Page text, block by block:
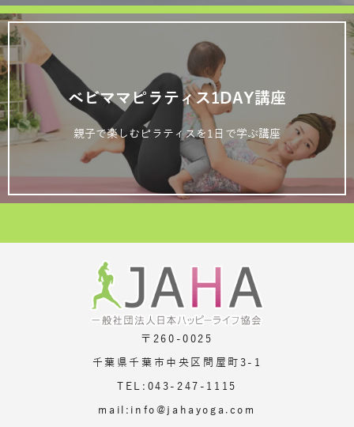
ベビママピラティス1DAY講座
親子で楽しむピラティスを1日で学ぶ講座
〒260-0025
千葉県千葉市中央区問屋町3-1
TEL:043-247-1115
mail:info@jahayoga.com